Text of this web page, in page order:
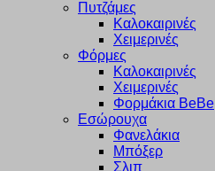
Πυτζάμες
Καλοκαιρινές
Χειμερινές
Φόρμες
Καλοκαιρινές
Χειμερινές
Φορμάκια BeBe
Εσώρουχα
Φανελάκια
Μπόξερ
Σλιπ